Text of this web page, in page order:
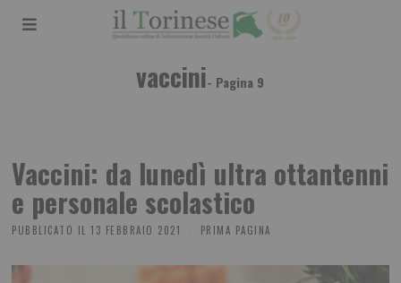
vaccini- Pagina 9
Vaccini: da lunedì ultra ottantenni
e personale scolastico
PUBBLICATO IL 13 FEBBRAIO 2021 PRIMA PAGINA